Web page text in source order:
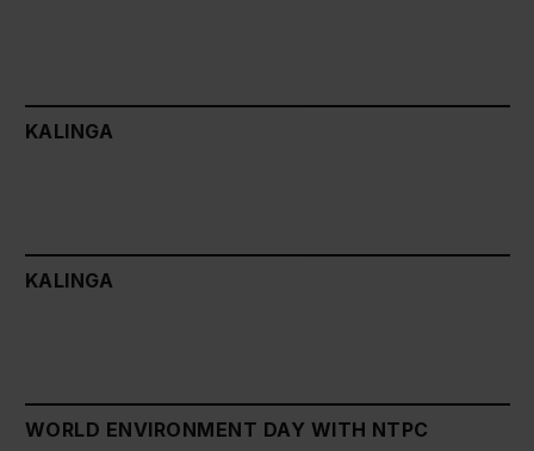
KALINGA
KALINGA
WORLD ENVIRONMENT DAY WITH NTPC